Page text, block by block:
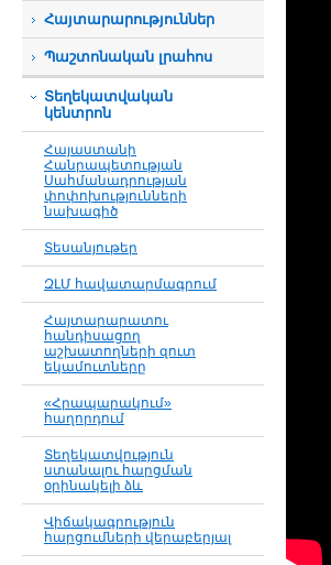
Հայտարարություններ
Պաշտոնական լրահոս
Տեղեկատվական
կենտրոն
Հայաստանի
Հանրապետության
Սահմանադրության
փոփոխությունների
նախագիծ
Տեսանյութեր
ԶԼՄ հավատարմագրում
Հայտարարատու
հանդիսացող
աշխատողների զուտ
եկամուտները
«Հրապարակում»
հաղորդում
Տեղեկատվություն
ստանալու հարցման
օրինակելի ձև
Վիճակագրություն
հարցումների վերաբերյալ